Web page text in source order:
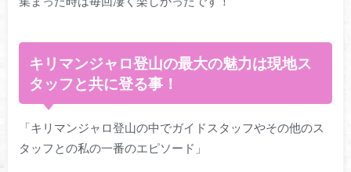
キリマンジャロ登山の最大の魅力は現地ス
タッフと共に登る事！
「キリマンジャロ登山の中でガイドスタッフやその他のス
タッフとの私の一番のエピソード」